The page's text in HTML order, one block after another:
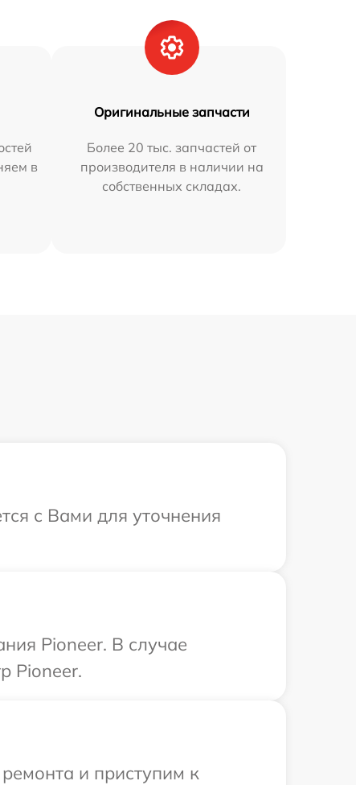
в
Оригинальные запчасти
Более 20 тыс. запчастей от
производителя в наличии на
собственных складах.
с Вами для уточнения
Pioneer. В случае
Pioneer.
и приступим к